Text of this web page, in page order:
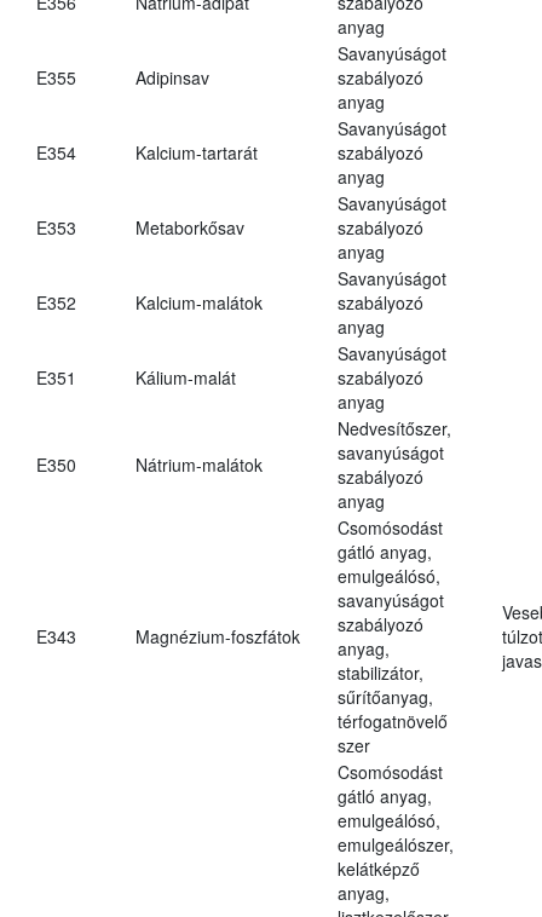
anyag
E355 Adipinsav
Savanyúságot
szabályozó
anyag
E354 Kalcium-tartarát
Savanyúságot
szabályozó
anyag
E353 Metaborkősav
Savanyúságot
szabályozó
anyag
E352 Kalcium-malátok
Savanyúságot
szabályozó
anyag
E351 Kálium-malát
Savanyúságot
szabályozó
anyag
E350 Nátrium-malátok
Nedvesítőszer,
savanyúságot
szabályozó
anyag
E343 Magnézium-foszfátok
Csomósodást
gátló anyag,
emulgeálósó,
savanyúságot
szabályozó
anyag,
stabilizátor,
sűrítőanyag,
térfogatnövelő
szer
Csomósodást
gátló anyag,
emulgeálósó,
emulgeálószer,
kelátképző
anyag,